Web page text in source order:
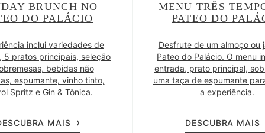
BRUNCH NO
DO PALÁCIO
inclui variedades de
5 pratos principais, seleção
bebidas não
espumante, vinho tinto,
Spritz e Gin & Tônica.
MAIS
MENU TRÊS
PATEO DO
Desfrute de um almoço ou
Pateo do Palácio. O menu
entrada, prato principal,
uma taça de espumante
a experiência.
DESCUBRA MAIS